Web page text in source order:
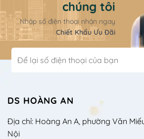
chúng tôi
Nhập số điện thoại nhận ngay
Chiết Khấu Ưu Đãi
DS HOÀNG AN
Địa chỉ: Hoàng An A, phường Văn
Nội